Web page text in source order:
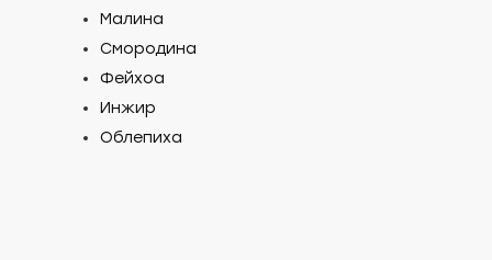
Малина
Смородина
Фейхоа
Инжир
Облепиха